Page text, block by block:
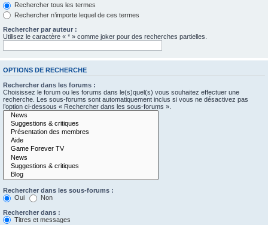
Rechercher tous les termes
Rechercher n’importe lequel de ces termes
Rechercher par auteur :
Utilisez le caractère « * » comme joker pour des recherches partielles.
OPTIONS DE RECHERCHE
Rechercher dans les forums :
Choisissez le forum ou les forums dans le(s)quel(s) vous souhaitez effectuer une
recherche. Les sous-forums sont automatiquement inclus si vous ne désactivez pas
l’option ci-dessous « Rechercher dans les sous-forums ».
Rechercher dans les sous-forums :
Oui
Non
Rechercher dans :
Titres et messages